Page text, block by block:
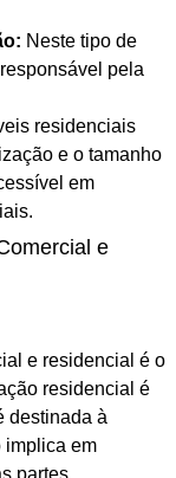
Neste tipo de
pela
residenciais
e o tamanho
em
e
e residencial é o
residencial é
destinada à
implica em
partes.